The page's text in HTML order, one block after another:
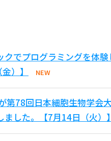
でプログラミングを体験
）】
NEW
第78回日本細胞生物学会
した。【7月14日（火）】